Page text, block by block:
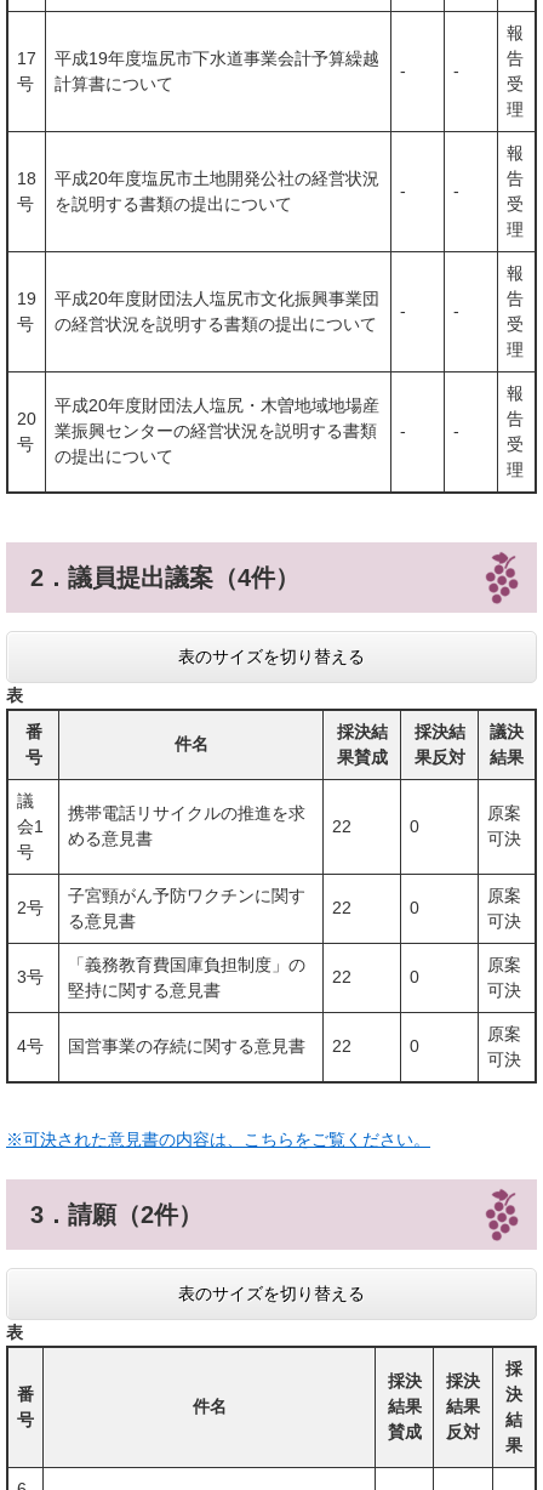
17
号
平成19年度塩尻市下水道事業会計予算繰越
計算書について
- -
報
告
受
理
18
号
平成20年度塩尻市土地開発公社の経営状況
を説明する書類の提出について
- -
報
告
受
理
19
号
平成20年度財団法人塩尻市文化振興事業団
の経営状況を説明する書類の提出について
- -
報
告
受
理
20
号
平成20年度財団法人塩尻・木曽地域地場産
業振興センターの経営状況を説明する書類
の提出について
- -
報
告
受
理
2．議員提出議案（4件）
表のサイズを切り替える
表
番
号
件名
採決結
果賛成
採決結
果反対
議決
結果
議
会1
号
携帯電話リサイクルの推進を求
める意見書
22 0
原案
可決
2号
子宮頸がん予防ワクチンに関す
る意見書
22 0
原案
可決
3号
「義務教育費国庫負担制度」の
堅持に関する意見書
22 0
原案
可決
4号 国営事業の存続に関する意見書 22 0
原案
可決
※可決された意見書の内容は、こちらをご覧ください。
3．請願（2件）
表のサイズを切り替える
表
番
号
件名
採決
結果
賛成
採決
結果
反対
採
決
結
果